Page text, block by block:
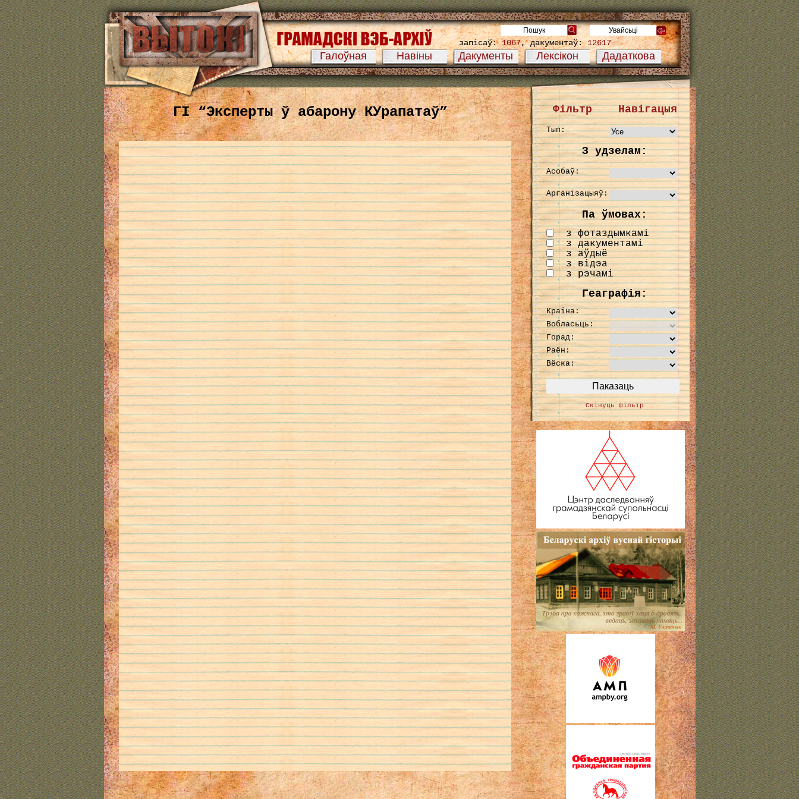
Галоўная Навіны Дакументы Лексікон Дадаткова
запісаў:1067, дакументаў:12617
ГІ “Эксперты ў абарону КУрапатаў” Фільтр Навігацыя
Тып:
З удзелам:
Асобаў:
Арганізацыяў:
Па ўмовах:
з фотаздымкамі
з дакументамі
з аўдыё
з відэа
з рэчамі
Геаграфія:
Краіна:
Вобласьць:
Горад:
Раён:
Вёска:
Скінуць фільтр